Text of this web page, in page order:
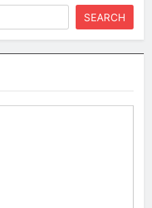
SEARCH